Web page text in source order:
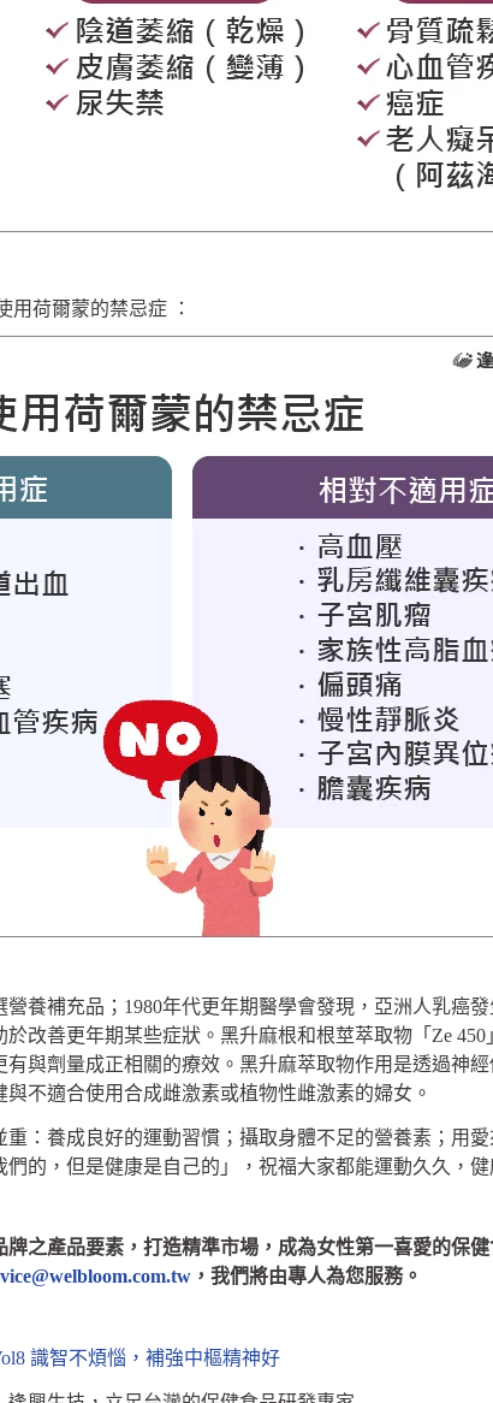
用荷爾蒙的禁忌症 ：
補充品；1980年代更年期醫學會發現，亞洲人乳癌
改善更年期某些症狀。黑升麻根和根莖萃取物「Ze
與劑量成正相關的療效。黑升麻萃取物作用是透過神
不適合使用合成雌激素或植物性雌激素的婦女。
養成良好的運動習慣；攝取身體不足的營養素；用
的，但是健康是自己的」，祝福大家都能運動久久，健
之產品要素，打造精準市場，成為女性第一喜愛的保
，我們將由專人為您服務。
識智不煩惱，補強中樞精神好